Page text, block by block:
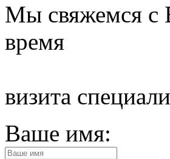
Мы свяжемся с
время
визита
Ваше имя: